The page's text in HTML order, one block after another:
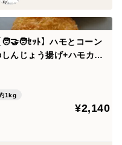
🧑‍🤝‍🧑ｾｯﾄ】ハモとコーン
んじょう揚げ+ハモカツ
1kg
¥2,140